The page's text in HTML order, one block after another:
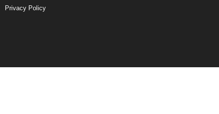
Privacy Policy